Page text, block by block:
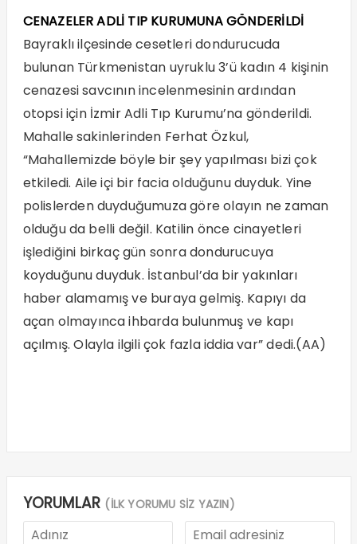
CENAZELER ADLİ TIP KURUMUNA GÖNDERİLDİ
Bayraklı ilçesinde cesetleri dondurucuda
bulunan Türkmenistan uyruklu 3’ü kadın 4 kişinin
cenazesi savcının incelenmesinin ardından
otopsi için İzmir Adli Tıp Kurumu’na gönderildi.
Mahalle sakinlerinden Ferhat Özkul,
“Mahallemizde böyle bir şey yapılması bizi çok
etkiledi. Aile içi bir facia olduğunu duyduk. Yine
polislerden duyduğumuza göre olayın ne zaman
olduğu da belli değil. Katilin önce cinayetleri
işlediğini birkaç gün sonra dondurucuya
koyduğunu duyduk. İstanbul’da bir yakınları
haber alamamış ve buraya gelmiş. Kapıyı da
açan olmayınca ihbarda bulunmuş ve kapı
açılmış. Olayla ilgili çok fazla iddia var” dedi.(AA)
YORUMLAR (İLK YORUMU SİZ YAZIN)